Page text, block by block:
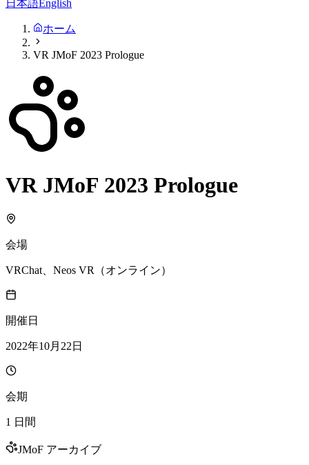
日本語English
ホーム
VR JMoF 2023 Prologue
VR JMoF 2023 Prologue
会場
VRChat、Neos VR（オンライン）
開催日
2022年10月22日
会期
1 日間
JMoF アーカイブ